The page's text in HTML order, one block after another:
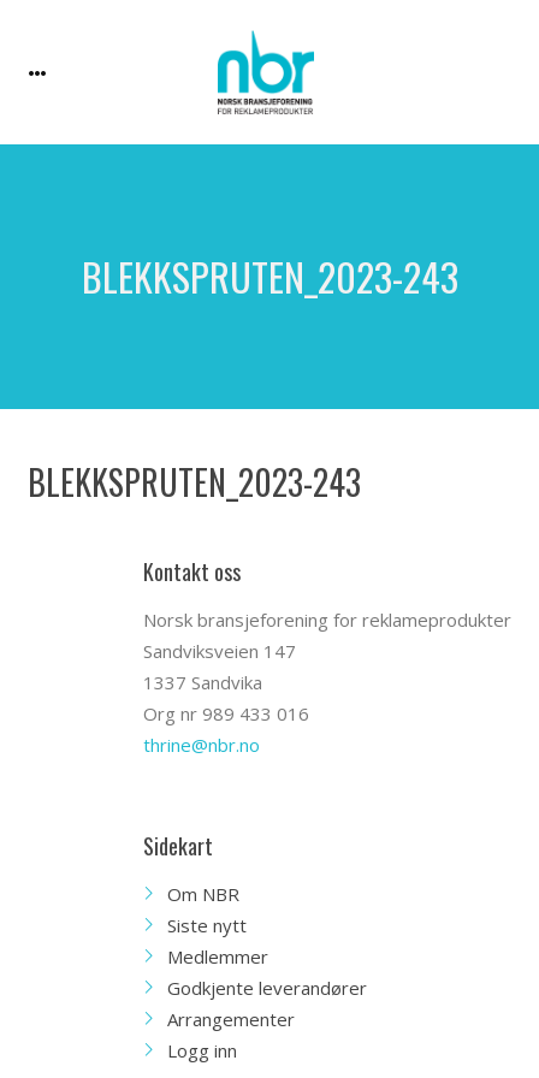
BLEKKSPRUTEN_2023-243
BLEKKSPRUTEN_2023-243
Kontakt oss
Norsk bransjeforening for reklameprodukter
Sandviksveien 147
1337 Sandvika
Org nr 989 433 016
thrine@nbr.no
Sidekart
Om NBR
Siste nytt
Medlemmer
Godkjente leverandører
Arrangementer
Logg inn